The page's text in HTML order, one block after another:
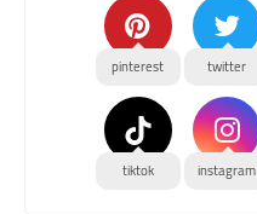
twitter
pinterest
instagram
tiktok